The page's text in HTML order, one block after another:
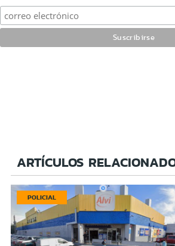
ARTÍCULOS
POLICIAL